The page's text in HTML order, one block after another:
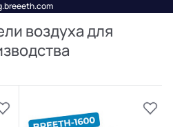
воздуха для